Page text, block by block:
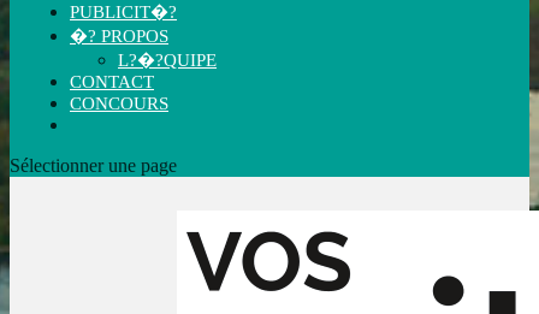
PUBLICIT�?
�? PROPOS
L?�?QUIPE
CONTACT
CONCOURS
Sélectionner une page